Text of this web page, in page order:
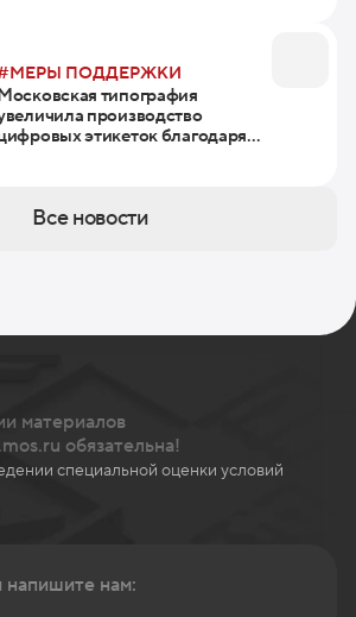
ПОДДЕРЖКИ
типография
производство
этикеток благодаря
Все новости
материалов
обязательна!
специальной оценки условий
напишите нам: